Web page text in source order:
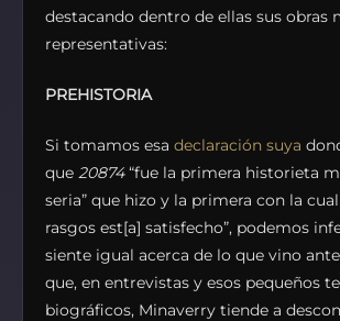
destacando dentro de ellas sus obras
representativas:
PREHISTORIA
Si tomamos esa declaración suya
que 20874“fue la primera historieta
seria” que hizo y la primera con la
rasgos est[a] satisfecho”, podemos
siente igual acerca de lo que vino
que, en entrevistas y esos pequeños
biográficos, Minaverry tiende a